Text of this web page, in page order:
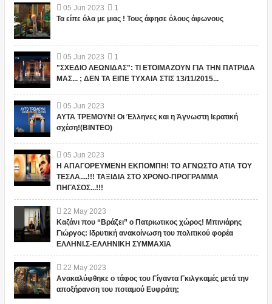
05 Jun 2023
1
Τα είπε όλα με μιας ! Τους άφησε όλους άφωνους
05 Jun 2023
1
"ΣΧΕΔΙΟ ΛΕΩΝΙΔΑΣ": ΤΙ ΕΤΟΙΜΑΖΟΥΝ ΓΙΑ ΤΗΝ ΠΑΤΡΙΔΑ
ΜΑΣ... ; ΔΕΝ ΤΑ ΕΙΠΕ ΤΥΧΑΙΑ ΣΤΙΣ 13/11/2015...
05 Jun 2023
ΑΥΤΑ ΤΡΕΜΟΥΝ! Οι Έλληνες και η Άγνωστη Ιερατική
σχέση!(ΒΙΝΤΕΟ)
05 Jun 2023
Η ΑΠΑΓΟΡΕΥΜΕΝΗ ΕΚΠΟΜΠΗ! ΤΟ ΑΓΝΩΣΤΟ ΑΤΙΑ ΤΟΥ
ΤΕΣΛΑ....!!! ΤΑΞΙΔΙΑ ΣΤΟ ΧΡΟΝΟ-ΠΡΟΓΡΑΜΜΑ
ΠΗΓΑΣΟΣ...!!!
22 May 2023
Καζάνι που “Βράζει” ο Πατριωτικος χώρος! Μπινιάρης
Γιώργος: Ιδρυτική ανακοίνωση του πολιτικού φορέα
ΕΛΛΗΝΙ.Σ-ΕΛΛΗΝΙΚΗ ΣΥΜΜΑΧΙΑ
22 May 2023
Ανακαλύφθηκε ο τάφος του Γίγαντα Γκιλγκαμές μετά την
αποξήρανση του ποταμού Ευφράτη;